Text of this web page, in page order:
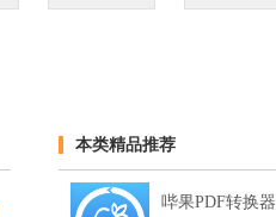
本类精品推荐
哔果PDF转换器